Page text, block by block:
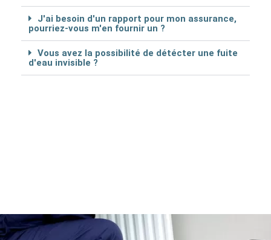
J'ai besoin d'un rapport pour mon assurance,
pourriez-vous m'en fournir un ?
Vous avez la possibilité de détécter une fuite
d'eau invisible ?